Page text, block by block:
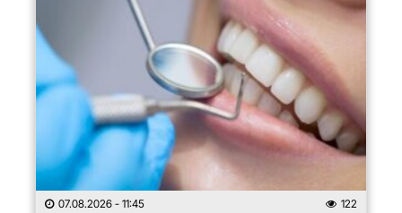
07.08.2026 - 11:45 122